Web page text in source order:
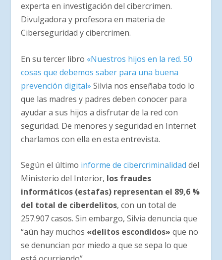
experta en investigación del cibercrimen.
Divulgadora y profesora en materia de
Ciberseguridad y cibercrimen.
En su tercer libro «Nuestros hijos en la red. 50
cosas que debemos saber para una buena
prevención digital» Silvia nos enseñaba todo lo
que las madres y padres deben conocer para
ayudar a sus hijos a disfrutar de la red con
seguridad. De menores y seguridad en Internet
charlamos con ella en esta entrevista.
Según el último informe de cibercriminalidad del
Ministerio del Interior, los fraudes
informáticos (estafas) representan el 89,6 %
del total de ciberdelitos, con un total de
257.907 casos. Sin embargo, Silvia denuncia que
“aún hay muchos «delitos escondidos» que no
se denuncian por miedo a que se sepa lo que